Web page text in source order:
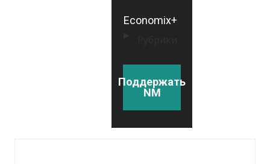
Economix+
Поддержать
NM